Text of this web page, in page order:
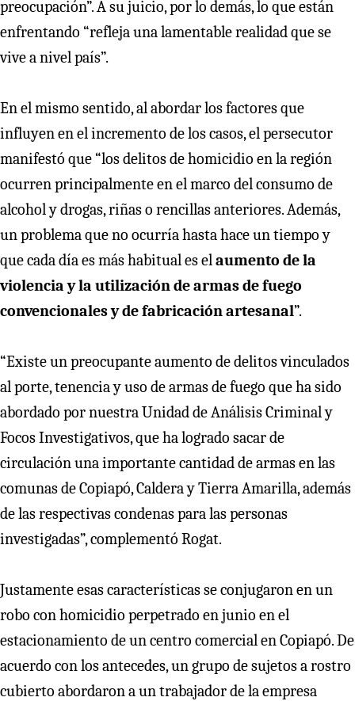
preocupación”. A su juicio, por lo demás, lo que están
enfrentando “refleja una lamentable realidad que se
vive a nivel país”.
En el mismo sentido, al abordar los factores que
influyen en el incremento de los casos, el persecutor
manifestó que “los delitos de homicidio en la región
ocurren principalmente en el marco del consumo de
alcohol y drogas, riñas o rencillas anteriores. Además,
un problema que no ocurría hasta hace un tiempo y
que cada día es más habitual es elaumento de la
violencia y la utilización de armas de fuego
convencionales y de fabricación artesanal”.
“Existe un preocupante aumento de delitos vinculados
al porte, tenencia y uso de armas de fuego que ha sido
abordado por nuestra Unidad de Análisis Criminal y
Focos Investigativos, que ha logrado sacar de
circulación una importante cantidad de armas en las
comunas de Copiapó, Caldera y Tierra Amarilla, además
de las respectivas condenas para las personas
investigadas”, complementó Rogat.
Justamente esas características se conjugaron en un
robo con homicidio perpetrado en junio en el
estacionamiento de un centro comercial en Copiapó. De
acuerdo con los antecedes, un grupo de sujetos a rostro
cubierto abordaron a un trabajador de la empresa